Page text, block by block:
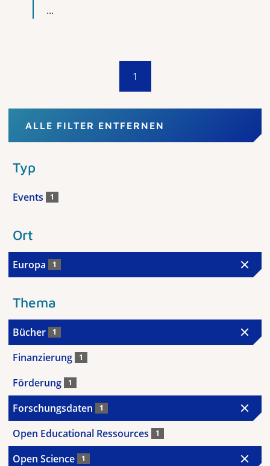
...
1
ALLE FILTER ENTFERNEN
Typ
Events 1
Ort
Europa 1
Thema
Bücher 1
Finanzierung 1
Förderung 1
Forschungsdaten 1
Open Educational Ressources 1
Open Science 1